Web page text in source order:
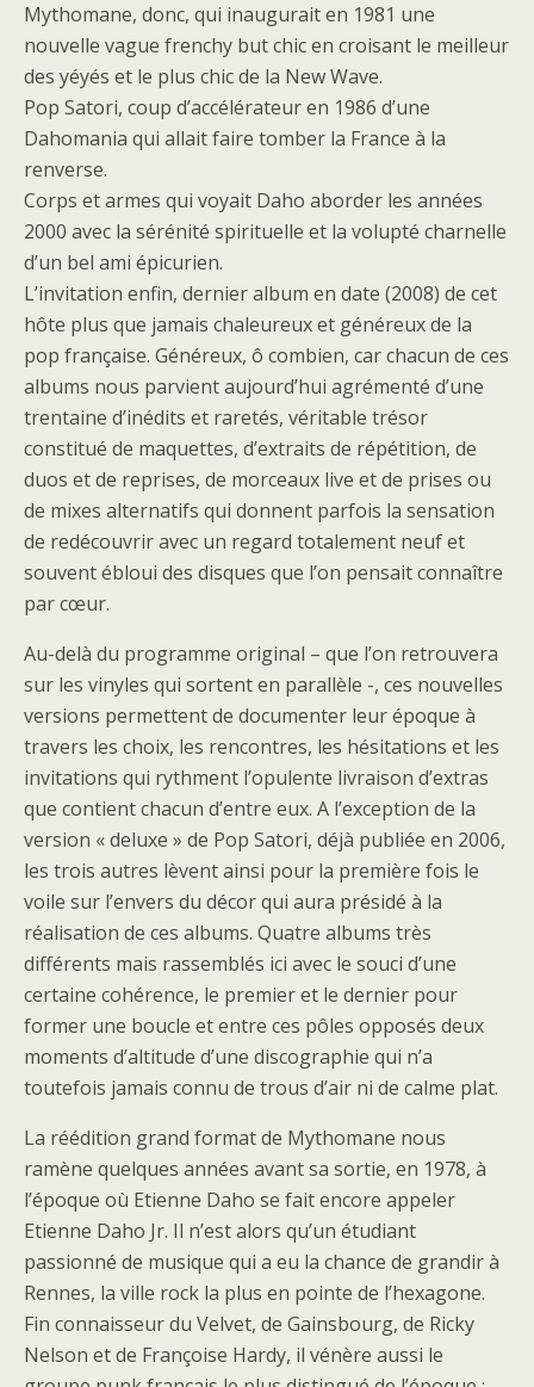
Mythomane, donc, qui inaugurait en 1981 une
nouvelle vague frenchy but chic en croisant le meilleur
des yéyés et le plus chic de la New Wave.
Pop Satori, coup d’accélérateur en 1986 d’une
Dahomania qui allait faire tomber la France à la
renverse.
Corps et armes qui voyait Daho aborder les années
2000 avec la sérénité spirituelle et la volupté charnelle
d’un bel ami épicurien.
L’invitation enfin, dernier album en date (2008) de cet
hôte plus que jamais chaleureux et généreux de la
pop française. Généreux, ô combien, car chacun de ces
albums nous parvient aujourd’hui agrémenté d’une
trentaine d’inédits et raretés, véritable trésor
constitué de maquettes, d’extraits de répétition, de
duos et de reprises, de morceaux live et de prises ou
de mixes alternatifs qui donnent parfois la sensation
de redécouvrir avec un regard totalement neuf et
souvent ébloui des disques que l’on pensait connaître
par cœur.
Au-delà du programme original – que l’on retrouvera
sur les vinyles qui sortent en parallèle -, ces nouvelles
versions permettent de documenter leur époque à
travers les choix, les rencontres, les hésitations et les
invitations qui rythment l’opulente livraison d’extras
que contient chacun d’entre eux. A l’exception de la
version « deluxe » de Pop Satori, déjà publiée en 2006,
les trois autres lèvent ainsi pour la première fois le
voile sur l’envers du décor qui aura présidé à la
réalisation de ces albums. Quatre albums très
différents mais rassemblés ici avec le souci d’une
certaine cohérence, le premier et le dernier pour
former une boucle et entre ces pôles opposés deux
moments d’altitude d’une discographie qui n’a
toutefois jamais connu de trous d’air ni de calme plat.
La réédition grand format de Mythomane nous
ramène quelques années avant sa sortie, en 1978, à
l’époque où Etienne Daho se fait encore appeler
Etienne Daho Jr. Il n’est alors qu’un étudiant
passionné de musique qui a eu la chance de grandir à
Rennes, la ville rock la plus en pointe de l’hexagone.
Fin connaisseur du Velvet, de Gainsbourg, de Ricky
Nelson et de Françoise Hardy, il vénère aussi le